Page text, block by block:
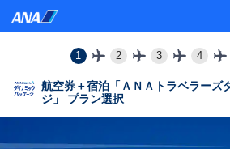
1 2 3 4
航空券＋宿泊「ＡＮＡトラベラーズ
ジ」 プラン選択